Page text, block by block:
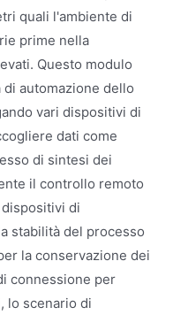
quali l'ambiente di
prime nella
Questo modulo
automazione dello
vari dispositivi di
dati come
di sintesi dei
il controllo remoto
di
stabilità del processo
la conservazione dei
connessione per
lo scenario di